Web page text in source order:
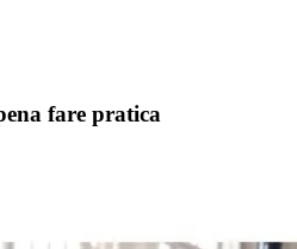
fare pratica